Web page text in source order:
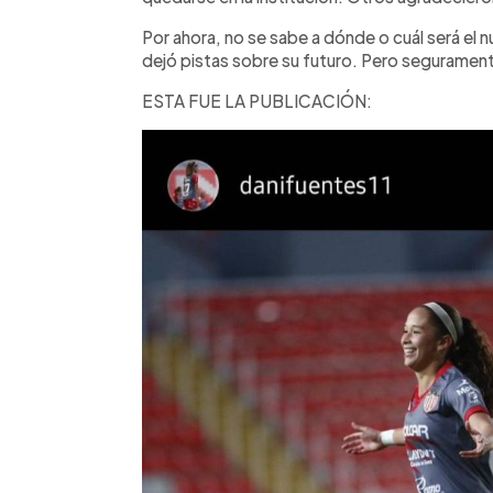
Por ahora, no se sabe a dónde o cuál será el
dejó pistas sobre su futuro. Pero
ESTA FUE LA PUBLICACIÓN: